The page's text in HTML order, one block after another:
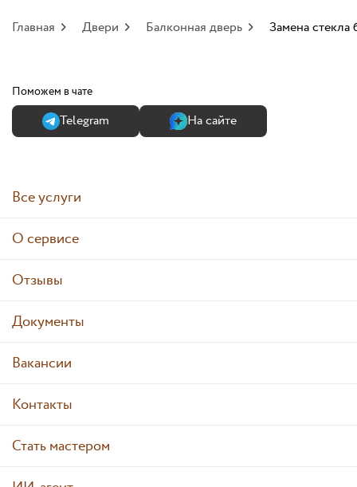
Главная Двери Балконная дверь Замена
Поможем в чате
Теlegram На сайте
Все услуги
О сервисе
Отзывы
Документы
Вакансии
Контакты
Стать мастером